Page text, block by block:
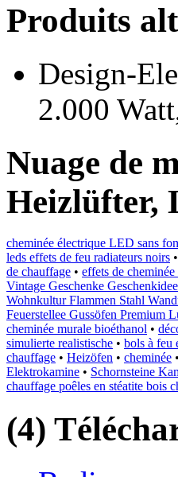
Produits
Design-
2.000
Nuage de
Heizlüfter,
cheminée électrique LED sans
leds effets de feu radiateurs noirs •
de chauffage • effets de
Vintage Geschenke
Wohnkultur Flammen Stahl
Feuerstellee Gussöfen Premium
cheminée murale bioéthanol •
simulierte realistische • bols à feu
chauffage • Heizöfen • cheminée •
Elektrokamine • Schornsteine
chauffage poêles en stéatite bois
(4)